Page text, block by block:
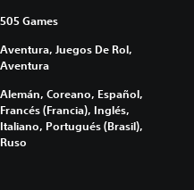
505 Games
Aventura, Juegos De Rol,
Aventura
Alemán, Coreano, Español,
Francés (Francia), Inglés,
Italiano, Portugués (Brasil),
Ruso